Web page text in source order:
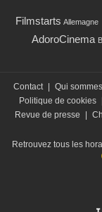
Filmstarts Allemagne
AdoroCinema
Contact Qui
Politique de cookies
Revue de presse
Retrouvez tous les